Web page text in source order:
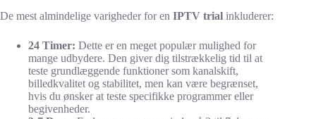
De mest almindelige varigheder for en IPTV trial inkluderer:
24 Timer: Dette er en meget populær mulighed for
mange udbydere. Den giver dig tilstrækkelig tid til at
teste grundlæggende funktioner som kanalskift,
billedkvalitet og stabilitet, men kan være begrænset,
hvis du ønsker at teste specifikke programmer eller
begivenheder.